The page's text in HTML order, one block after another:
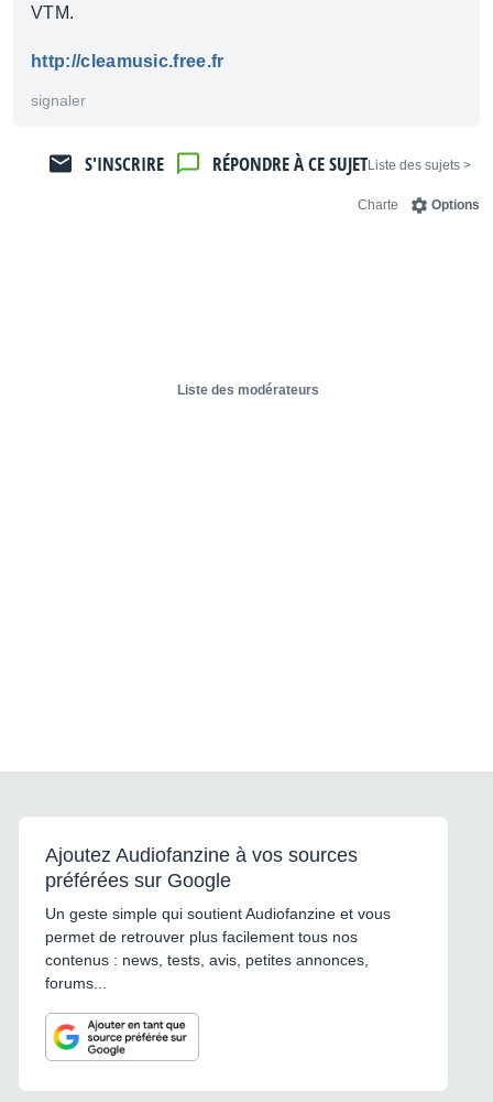
VTM.
http://cleamusic.free.fr
signaler
< Liste des sujets
RÉPONDRE À CE SUJET
S'INSCRIRE
Options
Charte
Liste des modérateurs
Ajoutez Audiofanzine à vos sources
préférées sur Google
Un geste simple qui soutient Audiofanzine et vous
permet de retrouver plus facilement tous nos
contenus : news, tests, avis, petites annonces,
forums...